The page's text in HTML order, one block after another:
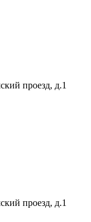
проезд, д.1
проезд, д.1